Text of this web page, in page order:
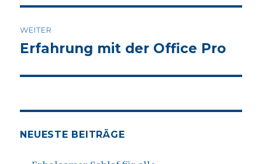
WEITER
Nächster
Erfahrung mit der Office Pro
NEUESTE BEITRÄGE